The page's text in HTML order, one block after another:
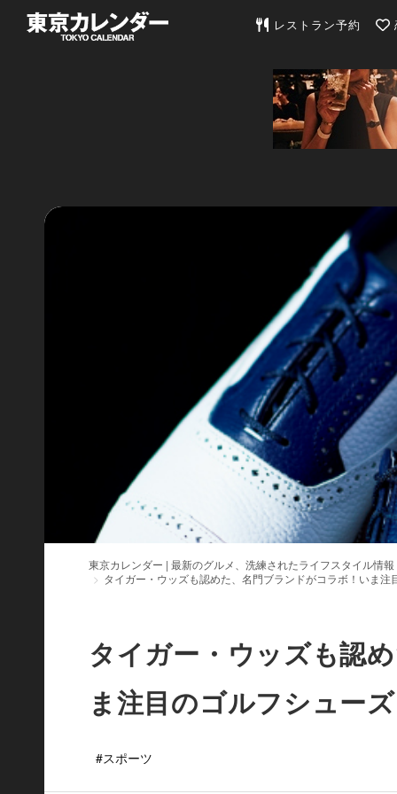
東京カレンダー | 最新
レストラン予約
東京カレンダー | 最新のグルメ、洗練されたライフスタイル情報
タイガー・ウッズも認めた、名門ブランドがコラボ！いま注
タイガー・ウッズも認
ま注目のゴルフシュー
#スポーツ